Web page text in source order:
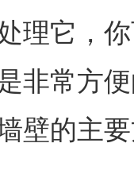
理它，
非常方
壁的主要